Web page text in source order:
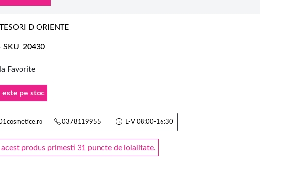
TESORI D ORIENTE
SKU 20430
Favorite
este pe stoc
0378119955 L-V 08:00-16:30
produs primesti 31 puncte de loialitate.